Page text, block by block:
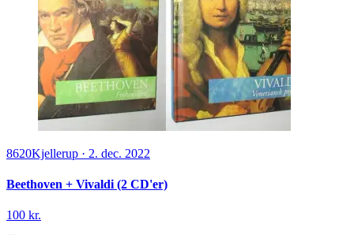
8620Kjellerup · 2. dec. 2022
Beethoven + Vivaldi (2 CD'er)
100 kr.